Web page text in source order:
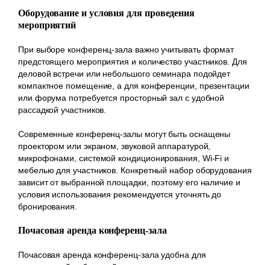
Оборудование и условия для проведения
мероприятий
При выборе конференц-зала важно учитывать формат
предстоящего мероприятия и количество участников. Для
деловой встречи или небольшого семинара подойдет
компактное помещение, а для конференции, презентации
или форума потребуется просторный зал с удобной
рассадкой участников.
Современные конференц-залы могут быть оснащены
проектором или экраном, звуковой аппаратурой,
микрофонами, системой кондиционирования, Wi-Fi и
мебелью для участников. Конкретный набор оборудования
зависит от выбранной площадки, поэтому его наличие и
условия использования рекомендуется уточнять до
бронирования.
Почасовая аренда конференц-зала
Почасовая аренда конференц-зала удобна для